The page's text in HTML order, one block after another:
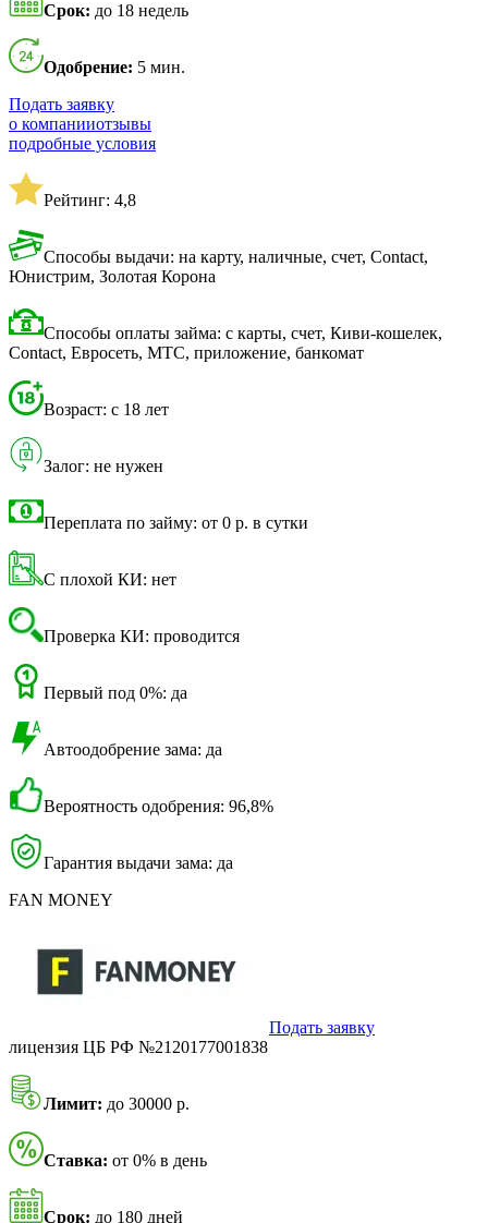
Срок: до 18 недель
Одобрение: 5 мин.
Подать заявку
о компанииотзывы
подробные условия
Рейтинг: 4,8
Способы выдачи: на карту, наличные, счет, Contact,
Юнистрим, Золотая Корона
Способы оплаты займа: с карты, счет, Киви-кошелек,
Contact, Евросеть, МТС, приложение, банкомат
Возраст: с 18 лет
Залог: не нужен
Переплата по займу: от 0 р. в сутки
С плохой КИ: нет
Проверка КИ: проводится
Первый под 0%: да
Автоодобрение зама: да
Вероятность одобрения: 96,8%
Гарантия выдачи зама: да
FAN MONEY
Подать заявку
лицензия ЦБ РФ №2120177001838
Лимит: до 30000 р.
Ставка: от 0% в день
Срок: до 180 дней